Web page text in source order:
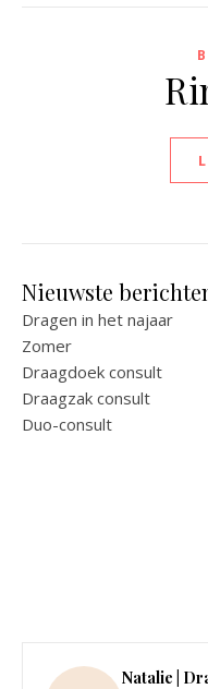
Nieuwste
Dragen in het najaar
Zomer
Draagdoek consult
Draagzak consult
Duo-consult
Natalie |